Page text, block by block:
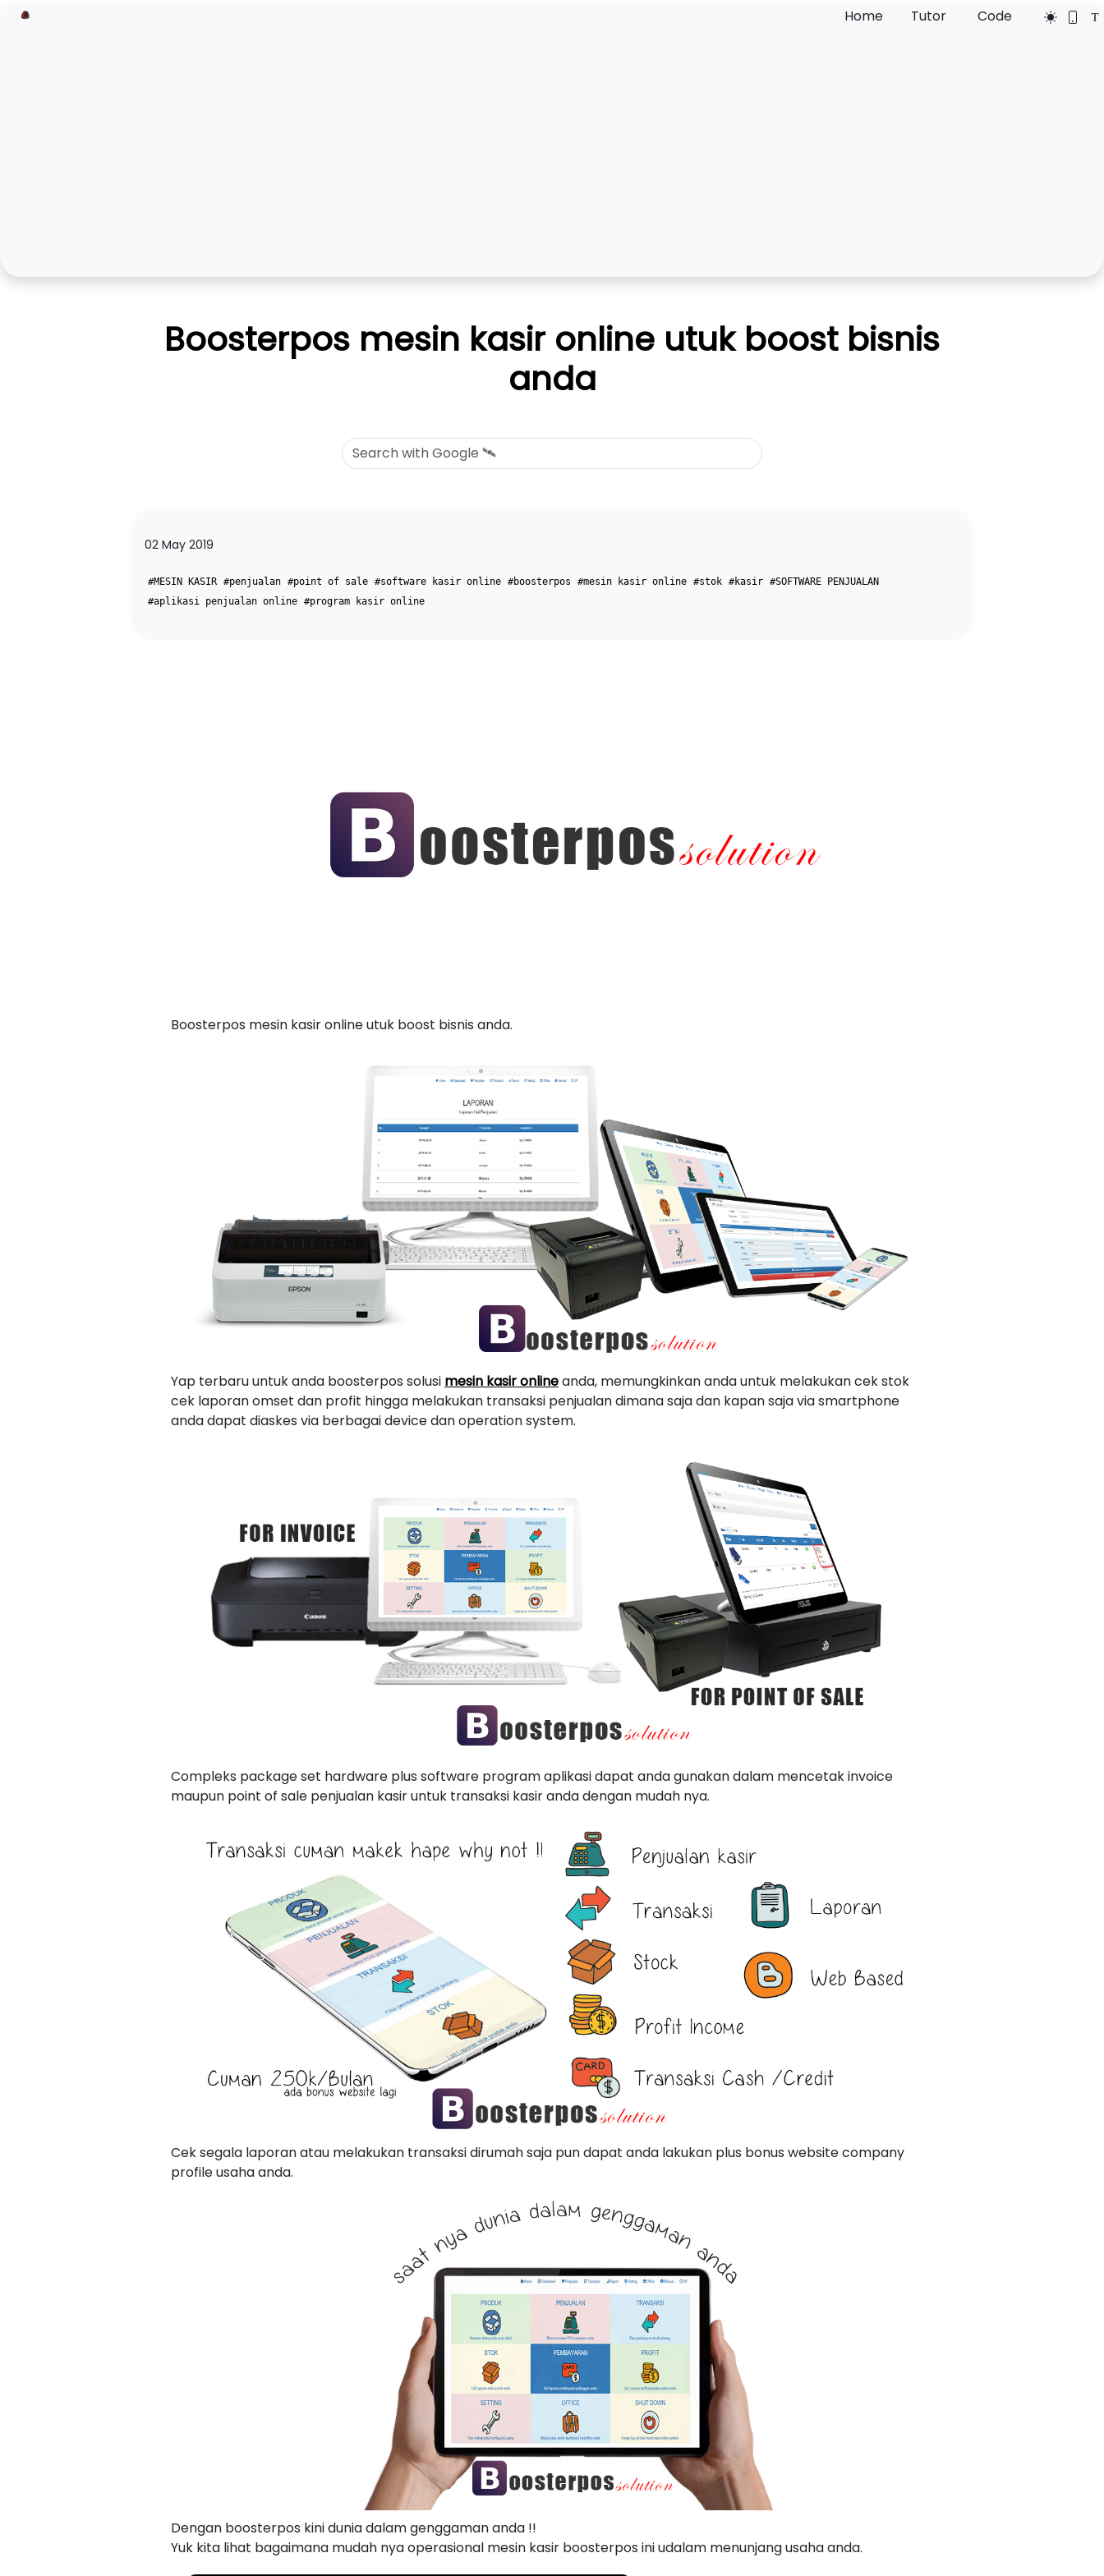
Home Tutor Code
Boosterpos mesin kasir online utuk boost bisnis
anda
02 May 2019
#MESIN KASIR #penjualan #point of sale #software kasir online #boosterpos #mesin kasir online #stok #kasir #SOFTWARE PENJUALAN
#aplikasi penjualan online #program kasir online
Boosterpos mesin kasir online utuk boost bisnis anda.
Yap terbaru untuk anda boosterpos solusi mesin kasir onlineanda, memungkinkan anda untuk melakukan cek stok
cek laporan omset dan profit hingga melakukan transaksi penjualan dimana saja dan kapan saja via smartphone
anda dapat diaskes via berbagai device dan operation system.
Compleks package set hardware plus software program aplikasi dapat anda gunakan dalam mencetak invoice
maupun point of sale penjualan kasir untuk transaksi kasir anda dengan mudah nya.
Cek segala laporan atau melakukan transaksi dirumah saja pun dapat anda lakukan plus bonus website company
profile usaha anda.
Dengan boosterpos kini dunia dalam genggaman anda !!
Yuk kita lihat bagaimana mudah nya operasional mesin kasir boosterpos ini udalam menunjang usaha anda.